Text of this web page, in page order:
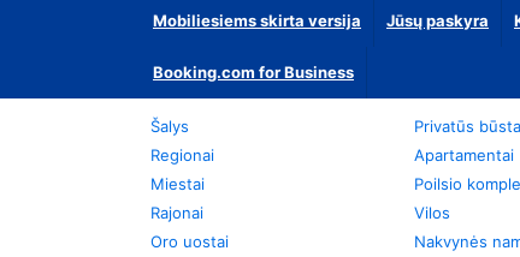
Mobiliesiems skirta versija Jūsų paskyra
Booking.com for Business
Šalys
Regionai
Miestai
Rajonai
Oro uostai
Privatūs
Apartamentai
Poilsio
Vilos
Nakvynės